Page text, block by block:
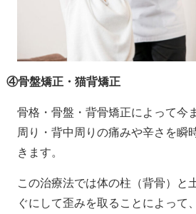
④骨盤矯正・猫背矯正
骨格・骨盤・背骨矯正によって今
周り・背中周りの痛みや辛さを瞬
きます。
この治療法では体の柱（背骨）と
ぐにして歪みを取ることによって